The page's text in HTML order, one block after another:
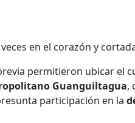
en el corazón y
permitieron ubicar el
Guanguiltagua,
participación en la